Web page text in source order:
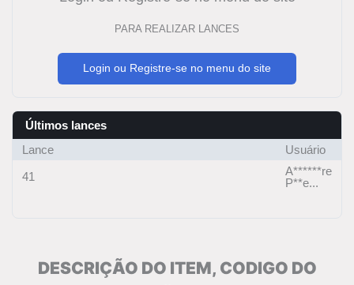
PARA REALIZAR LANCES
Login ou Registre-se no menu do site
Últimos lances
Lance
Usuário
41
A******re
P**e...
DESCRIÇÃO DO ITEM, CODIGO DO